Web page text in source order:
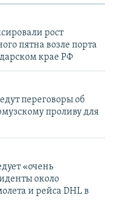
рост
пятна возле порта
крае РФ
переговоры об
проливу для
«очень
около
и рейса DHL в